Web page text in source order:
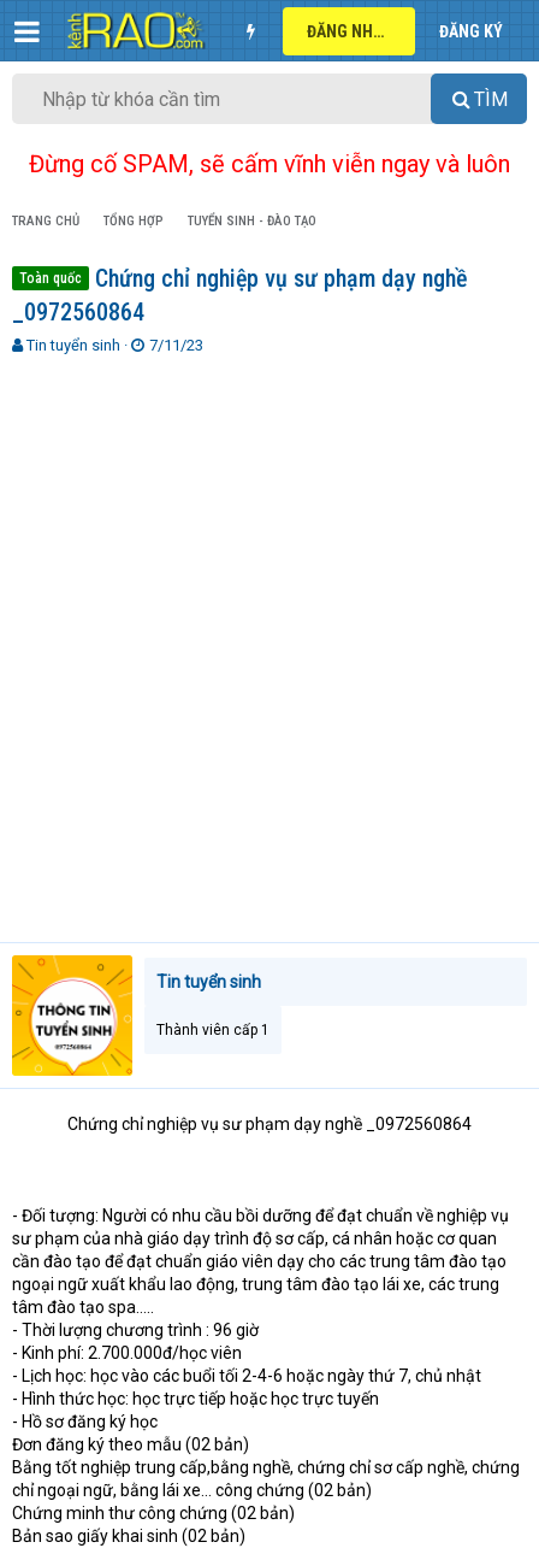
ĐĂNG NHẬP ĐĂNG KÝ
TÌM
Đừng cố SPAM, sẽ cấm vĩnh viễn ngay và luôn
TRANG CHỦ TỔNG HỢP TUYỂN SINH - ĐÀO TẠO
Toàn quốc
Chứng chỉ nghiệp vụ sư phạm dạy nghề
_0972560864
T
Tin tuyển sinh
N
7/11/23
Tin tuyển sinh
Thành viên cấp 1
Chứng chỉ nghiệp vụ sư phạm dạy nghề _0972560864​
- Đối tượng: Người có nhu cầu bồi dưỡng để đạt chuẩn về nghiệp vụ
sư phạm của nhà giáo dạy trình độ sơ cấp, cá nhân hoặc cơ quan
cần đào tạo để đạt chuẩn giáo viên dạy cho các trung tâm đào tạo
ngoại ngữ xuất khẩu lao động, trung tâm đào tạo lái xe, các trung
tâm đào tạo spa…..
- Thời lượng chương trình : 96 giờ
- Kinh phí: 2.700.000đ/học viên
- Lịch học: học vào các buổi tối 2-4-6 hoặc ngày thứ 7, chủ nhật
- Hình thức học: học trực tiếp hoặc học trực tuyến
- Hồ sơ đăng ký học
Đơn đăng ký theo mẫu (02 bản)
Bằng tốt nghiệp trung cấp,bằng nghề, chứng chỉ sơ cấp nghề, chứng
chỉ ngoại ngữ, bằng lái xe… công chứng (02 bản)
Chứng minh thư công chứng (02 bản)
Bản sao giấy khai sinh (02 bản)